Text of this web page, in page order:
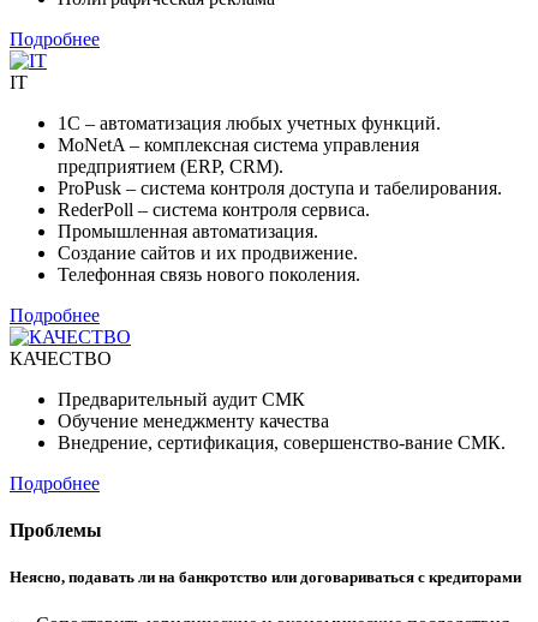
Подробнее
IT
1С – автоматизация любых учетных функций.
MoNetA – комплексная система управления
предприятием (ERP, CRM).
ProPusk – система контроля доступа и табелирования.
RederPoll – система контроля сервиса.
Промышленная автоматизация.
Создание сайтов и их продвижение.
Телефонная связь нового поколения.
Подробнее
КАЧЕСТВО
Предварительный аудит СМК
Обучение менеджменту качества
Внедрение, сертификация, совершенство-вание СМК.
Подробнее
Проблемы
Неясно, подавать ли на банкротство или договариваться с кредиторами